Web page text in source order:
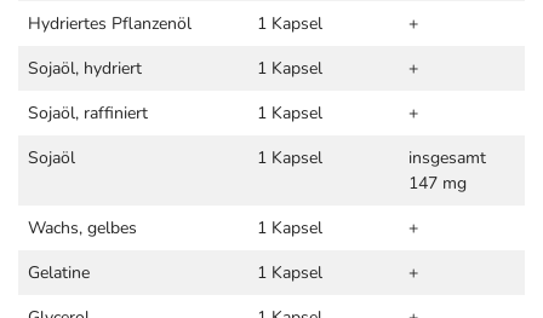
Hydriertes Pflanzenöl
1 Kapsel
+
Sojaöl, hydriert
1 Kapsel
+
Sojaöl, raffiniert
1 Kapsel
+
Sojaöl
1 Kapsel
insgesamt
147 mg
Wachs, gelbes
1 Kapsel
+
Gelatine
1 Kapsel
+